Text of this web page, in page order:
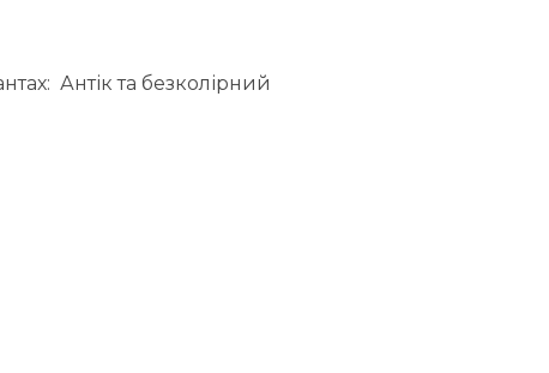
Антік та безколірний